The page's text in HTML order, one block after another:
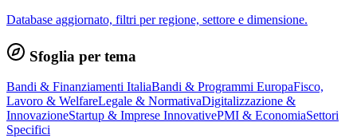
Database aggiornato, filtri per regione, settore e dimensione.
Sfoglia per tema
Bandi & Finanziamenti ItaliaBandi & Programmi EuropaFisco,
Lavoro & WelfareLegale & NormativaDigitalizzazione &
InnovazioneStartup & Imprese InnovativePMI & EconomiaSettori
Specifici